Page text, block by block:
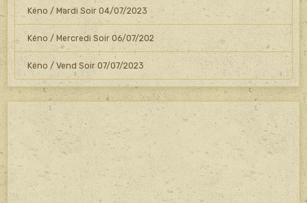
Kéno / Mardi Soir 04/07/2023
Kéno / Mercredi Soir 06/07/202
Kéno / Vend Soir 07/07/2023